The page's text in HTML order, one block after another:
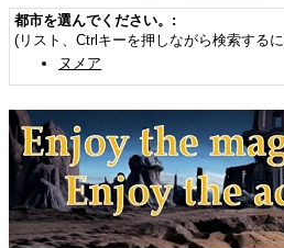
都市を選んでください。:
(リスト、Ctrlキーを押しながら検索する
ヌメア